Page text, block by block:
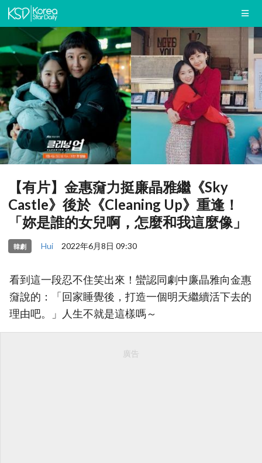
【有片】金惠奫力挺廉晶雅繼《Sky
Castle》後於《Cleaning Up》重逢！
「妳是誰的女兒啊，怎麼和我這麼像」
韓劇 Hui 2022年6月8日 09:30
看到這一段忍不住笑出來！蠻認同劇中廉晶雅向金惠
奫說的：「回家睡覺後，打造一個明天繼續活下去的
理由吧。」人生不就是這樣嗎～
廣告